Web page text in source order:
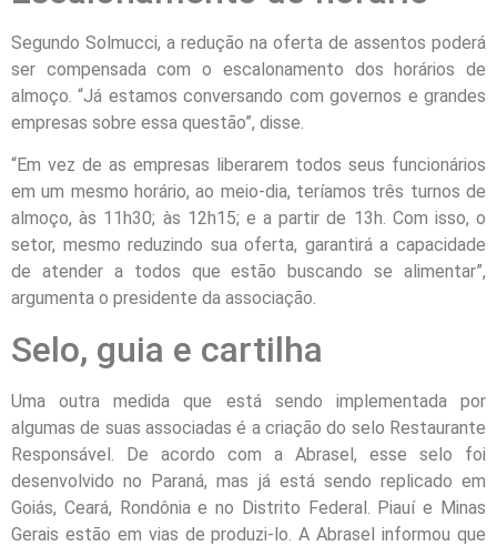
Segundo Solmucci, a redução na oferta de assentos poderá
ser compensada com o escalonamento dos horários de
almoço. “Já estamos conversando com governos e grandes
empresas sobre essa questão”, disse.
“Em vez de as empresas liberarem todos seus funcionários
em um mesmo horário, ao meio-dia, teríamos três turnos de
almoço, às 11h30; às 12h15; e a partir de 13h. Com isso, o
setor, mesmo reduzindo sua oferta, garantirá a capacidade
de atender a todos que estão buscando se alimentar”,
argumenta o presidente da associação.
Selo, guia e cartilha
Uma outra medida que está sendo implementada por
algumas de suas associadas é a criação do selo Restaurante
Responsável. De acordo com a Abrasel, esse selo foi
desenvolvido no Paraná, mas já está sendo replicado em
Goiás, Ceará, Rondônia e no Distrito Federal. Piauí e Minas
Gerais estão em vias de produzi-lo. A Abrasel informou que